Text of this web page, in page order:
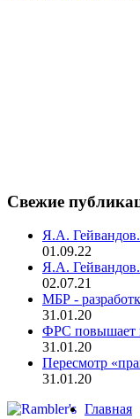
Свежие
Я.А.
01.09.22
Я.А. Гейвандов.
02.07.21
МБР -
31.01.20
ФРС повышает
31.01.20
Пересмотр
31.01.20
Главная